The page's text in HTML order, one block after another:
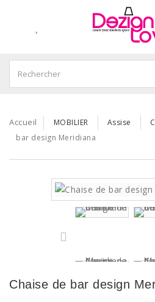
Accueil MOBILIER Assise
bar design Meridiana
Chaise de bar design